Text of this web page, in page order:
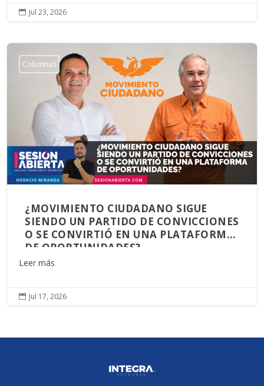
 Jul 23, 2026
Columnas
¿MOVIMIENTO CIUDADANO SIGUE
SIENDO UN PARTIDO DE CONVICCIONES
O SE CONVIRTIÓ EN UNA PLATAFORMA
DE OPORTUNIDADES?
Leer más
 Jul 17, 2026